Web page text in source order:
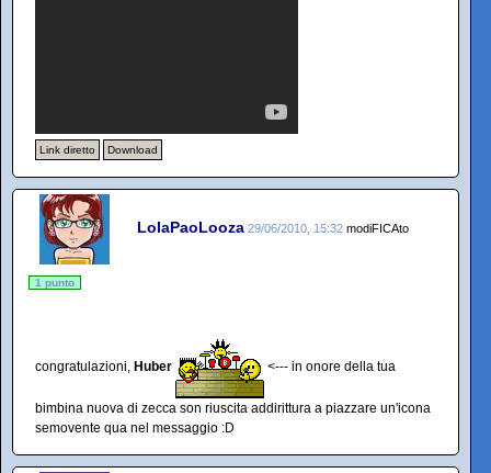
Link diretto Download
LolaPaoLooza 29/06/2010, 15:32 modiFICAto
1 punto
congratulazioni, Huber <--- in onore della tua
bimbina nuova di zecca son riuscita addirittura a piazzare un'icona
semovente qua nel messaggio :D